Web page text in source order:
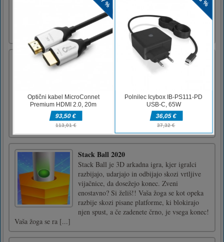
obremenitvijo stopenj: 300. Odstranite vse
ploščice iz postavitve. Združite 2 enake
ploščice.
Motokros Xtreme kaskade
V tej motokros igri morate opraviti vseh devet
in naredite nekaj kaskade za dodatne točke.
Kolo uravnotežite s puščičnimi tipkami ali z
gumbi na zaslonu. Odklenite več koles in se
zabavajte v tej igri motokros.
Uživajte!Uporabite p [...]
Stack Ball 2020
Stack Ball je 3D arkadna igra, kjer igralci
razbijajo, udarjajo in odbijajo skozi vrtljive
vijačnice, da dosežejo konec. Zveni
enostavno? Si želiš!! Vaša žoga se kot opeka
razbije skozi pisane platforme, ki blokirajo
njen spust, a če zadenete črno, je vsega konec!
Vaša žoga se ra [...]